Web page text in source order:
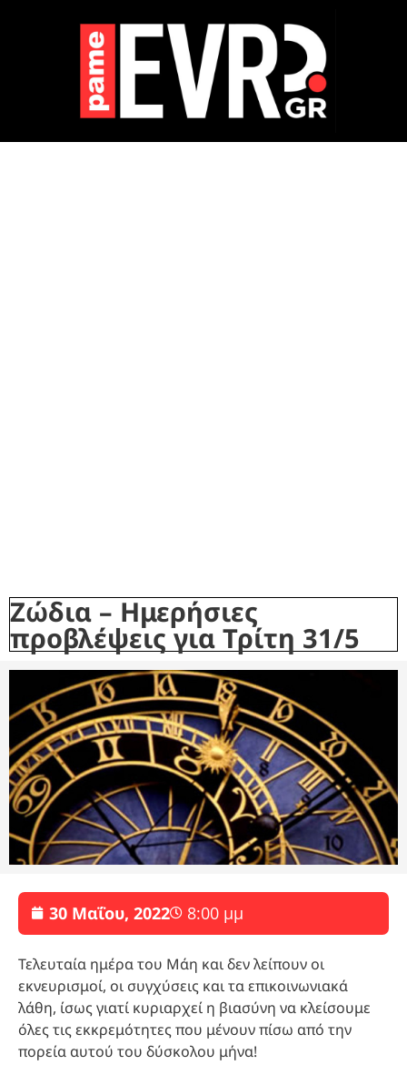
Ζώδια – Ημερήσιες
προβλέψεις για Τρίτη 31/5
30 Μαΐου, 2022 8:00 μμ
Τελευταία ημέρα του Μάη και δεν λείπουν οι
εκνευρισμοί, οι συγχύσεις και τα επικοινωνιακά
λάθη, ίσως γιατί κυριαρχεί η βιασύνη να κλείσουμε
όλες τις εκκρεμότητες που μένουν πίσω από την
πορεία αυτού του δύσκολου μήνα!